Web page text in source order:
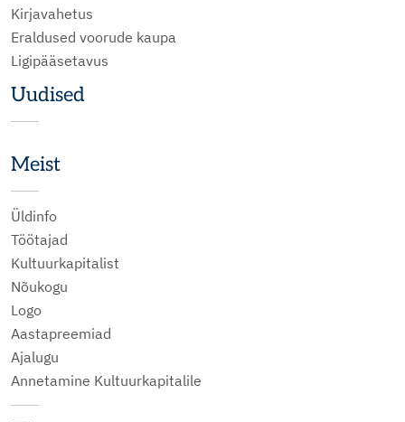
Kirjavahetus
Eraldused voorude kaupa
Ligipääsetavus
Uudised
Meist
Üldinfo
Töötajad
Kultuurkapitalist
Nõukogu
Logo
Aastapreemiad
Ajalugu
Annetamine Kultuurkapitalile